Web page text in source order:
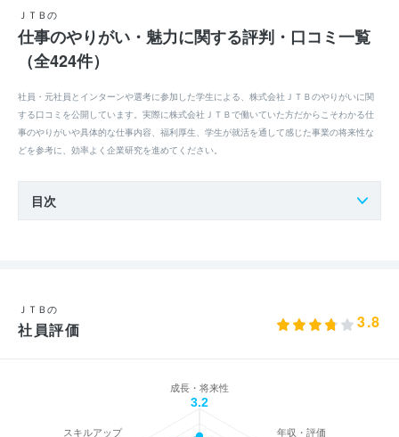
ＪＴＢの
仕事のやりがい・魅力に関する評判・口コミ一覧
（全424件）
社員・元社員とインターンや選考に参加した学生による、株式会社ＪＴＢのやりがいに関
する口コミを公開しています。実際に株式会社ＪＴＢで働いていた方だからこそわかる仕
事のやりがいや具体的な仕事内容、福利厚生、学生が就活を通して感じた事業の将来性な
どを参考に、効率よく企業研究を進めてください。
目次
ＪＴＢの
社員評価 3.8
成長・将来性
3.2
年収・評価
スキルアップ